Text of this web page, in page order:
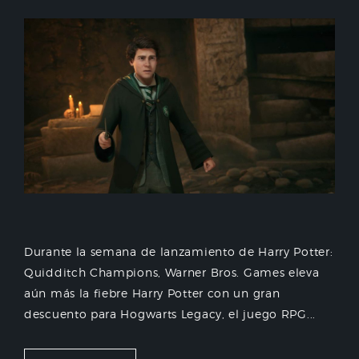
Durante la semana de lanzamiento de Harry Potter:
Quidditch Champions, Warner Bros. Games eleva
aún más la fiebre Harry Potter con un gran
descuento para Hogwarts Legacy, el juego RPG...